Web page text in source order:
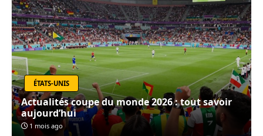
ÉTATS-UNIS
Actualités coupe du monde 2026 : tout savoir
aujourd’hui
1 mois ago